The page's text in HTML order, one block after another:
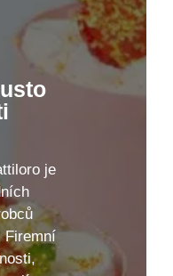
je
Firemní